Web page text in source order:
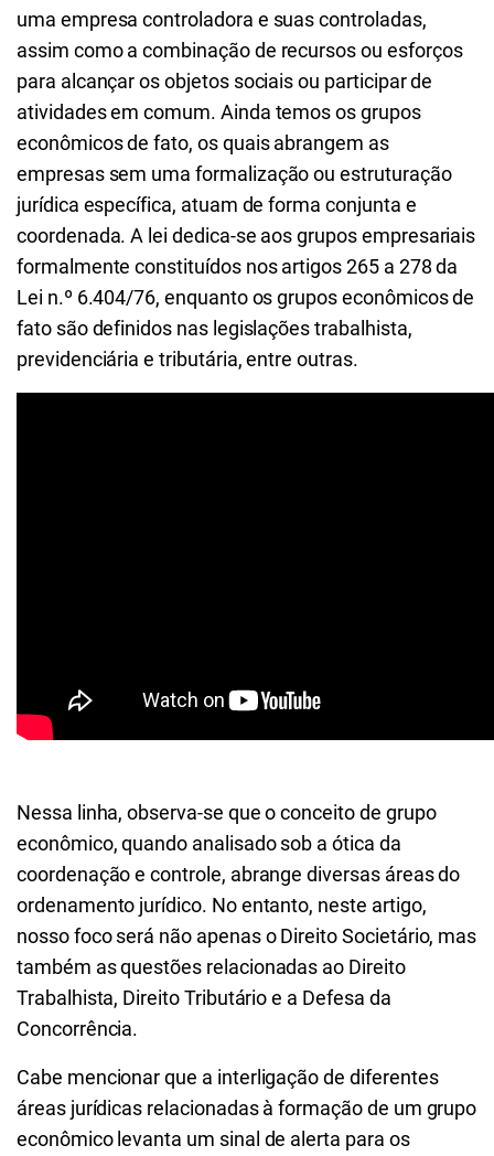
uma empresa controladora e suas controladas,
assim como a combinação de recursos ou esforços
para alcançar os objetos sociais ou participar de
atividades em comum. Ainda temos os grupos
econômicos de fato, os quais abrangem as
empresas sem uma formalização ou estruturação
jurídica específica, atuam de forma conjunta e
coordenada. A lei dedica-se aos grupos empresariais
formalmente constituídos nos artigos 265 a 278 da
Lei n.º 6.404/76, enquanto os grupos econômicos de
fato são definidos nas legislações trabalhista,
previdenciária e tributária, entre outras.
Nessa linha, observa-se que o conceito de grupo
econômico, quando analisado sob a ótica da
coordenação e controle, abrange diversas áreas do
ordenamento jurídico. No entanto, neste artigo,
nosso foco será não apenas o Direito Societário, mas
também as questões relacionadas ao Direito
Trabalhista, Direito Tributário e a Defesa da
Concorrência.
Cabe mencionar que a interligação de diferentes
áreas jurídicas relacionadas à formação de um grupo
econômico levanta um sinal de alerta para os